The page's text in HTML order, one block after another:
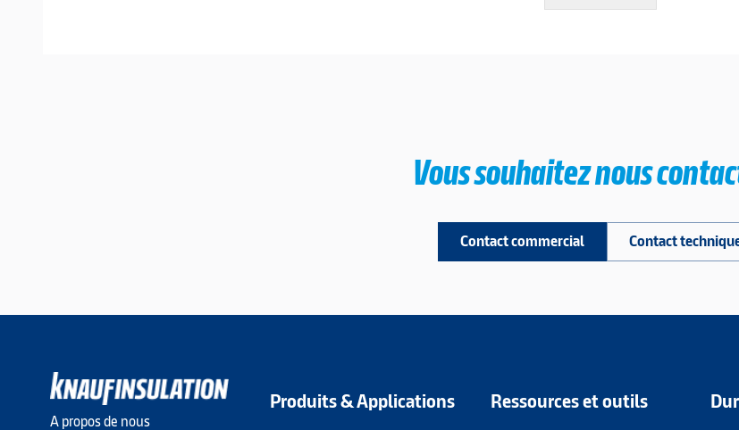
Vous souhaitez nous
Contact commercial Contact
A propos de nous
Produits & Applications Ressources et outils